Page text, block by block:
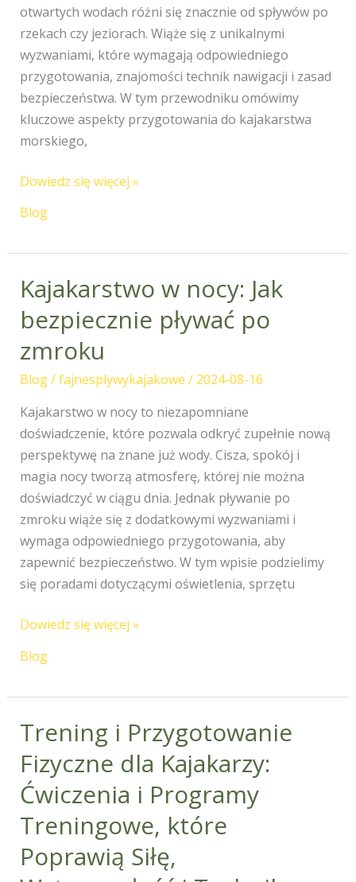
otwartych wodach różni się znacznie od spływów po
rzekach czy jeziorach. Wiąże się z unikalnymi
wyzwaniami, które wymagają odpowiedniego
przygotowania, znajomości technik nawigacji i zasad
bezpieczeństwa. W tym przewodniku omówimy
kluczowe aspekty przygotowania do kajakarstwa
morskiego,
Dowiedz się więcej »
Blog
Kajakarstwo w nocy: Jak
bezpiecznie pływać po
zmroku
Blog/fajnesplywykajakowe / 2024-08-16
Kajakarstwo w nocy to niezapomniane
doświadczenie, które pozwala odkryć zupełnie nową
perspektywę na znane już wody. Cisza, spokój i
magia nocy tworzą atmosferę, której nie można
doświadczyć w ciągu dnia. Jednak pływanie po
zmroku wiąże się z dodatkowymi wyzwaniami i
wymaga odpowiedniego przygotowania, aby
zapewnić bezpieczeństwo. W tym wpisie podzielimy
się poradami dotyczącymi oświetlenia, sprzętu
Kajakarstwo
nocy:
Jak
pływać
po
zmroku
Dowiedz się więcej »
Blog
Trening i Przygotowanie
Fizyczne dla Kajakarzy:
Ćwiczenia i Programy
Treningowe, które
Poprawią Siłę,
Trening
Przygotowanie
Fizyczne
Kajakarzy:
Ćwiczenia
i